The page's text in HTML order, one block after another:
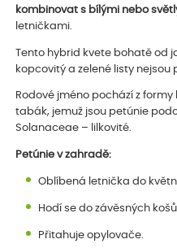
kombinovat s bílými nebo
letničkami.
Tento hybrid kvete bohatě od
kopcovitý a zelené listy nejsou
Rodové jméno pochází z
tabák, jemuž jsou petúnie
Solanaceae – lilkovité.
Petúnie v zahradě:
Oblíbená letnička do
Hodí se do závěsných
Přitahuje opylovače.